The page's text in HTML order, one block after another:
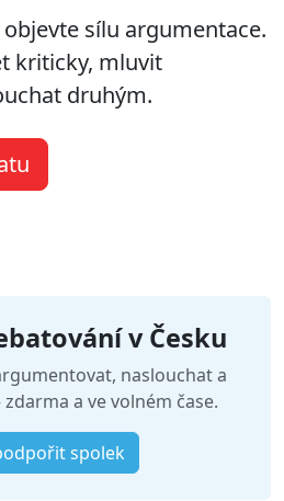
sílu argumentace.
kriticky, mluvit
druhým.
v Česku
naslouchat a
a ve volném čase.
spolek